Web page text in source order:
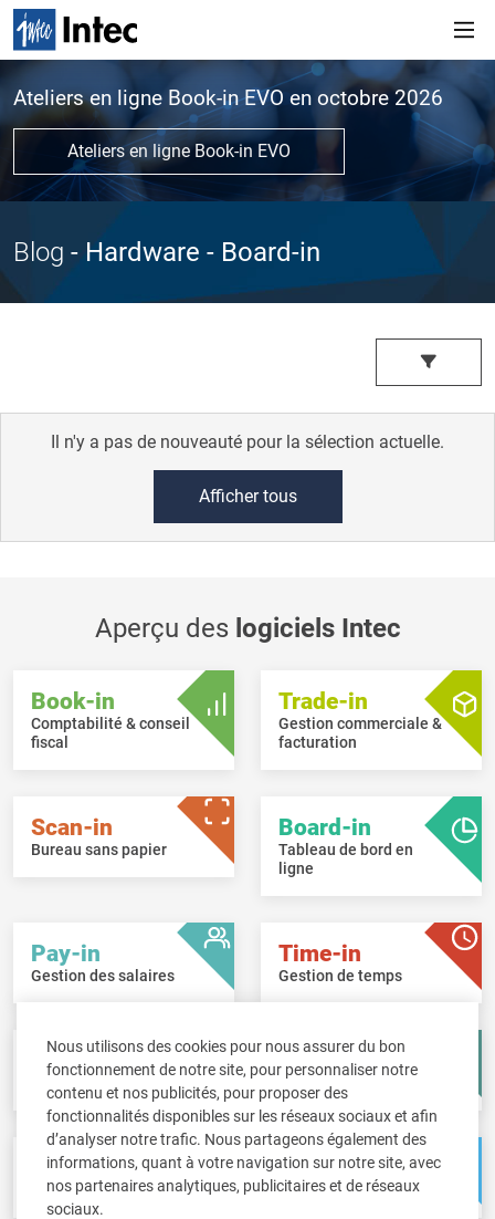
Nous utilisons des cookies pour nous assurer du bon
fonctionnement de notre site, pour personnaliser notre
contenu et nos publicités, pour proposer des
fonctionnalités disponibles sur les réseaux sociaux et afin
d’analyser notre trafic. Nous partageons également des
informations, quant à votre navigation sur notre site, avec
nos partenaires analytiques, publicitaires et de réseaux
sociaux.
Ateliers en ligne Book-in EVO en octobre 2026
Ateliers en ligne Book-in EVO
Blog - Hardware - Board-in
Il n'y a pas de nouveauté pour la sélection actuelle.
Afficher tous
Aperçu des logiciels Intec
Book-in
Comptabilité & conseil
fiscal
Trade-in
Gestion commerciale &
facturation
Scan-in
Bureau sans papier
Board-in
Tableau de bord en
ligne
Pay-in
Gestion des salaires
Time-in
Gestion de temps
Fisc-in
Déclarations fiscales
Account-in
Comptes annuels
Pos-in
Caisse
Net-in
Solutions web